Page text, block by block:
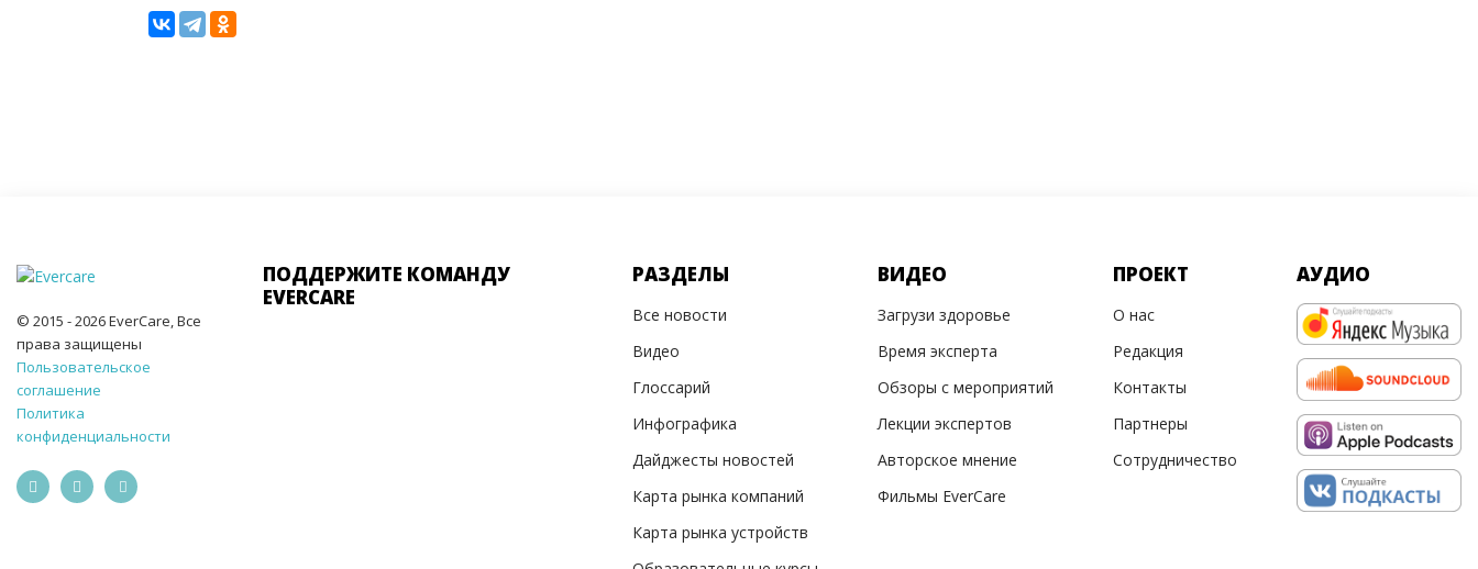
© 2015 - 2026 EverCare, Все
права защищены
Пользовательское
соглашение
Политика
конфиденциальности
ПОДДЕРЖИТЕ КОМАНДУ
EVERCARE
РАЗДЕЛЫ
Все новости
Видео
Глоссарий
Инфографика
Дайджесты новостей
Карта рынка компаний
Карта рынка устройств
ВИДЕО
Загрузи здоровье
Время эксперта
Обзоры с мероприятий
Лекции экспертов
Авторское мнение
Фильмы EverCare
ПРОЕКТ
О нас
Редакция
Контакты
Партнеры
Сотрудничество
АУДИО